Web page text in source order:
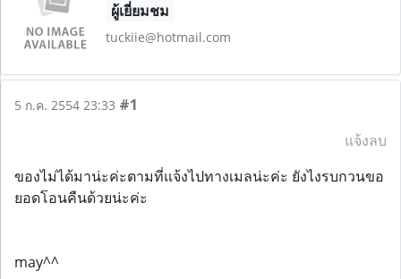
ผู้เยี่ยมชม
tuckiie@hotmail.com
5 ก.ค. 2554 23:33 #1
แจ้งลบ
ของไม่ได้มาน่ะค่ะตามที่แจ้งไปทางเมลน่ะค่ะ ยังไงรบกวนขอ
ยอดโอนคืนด้วยน่ะค่ะ
may^^